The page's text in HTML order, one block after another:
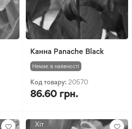
Канна Panache Black
Немає в наявності
Код товару: 20570
86.60 грн.
Хіт